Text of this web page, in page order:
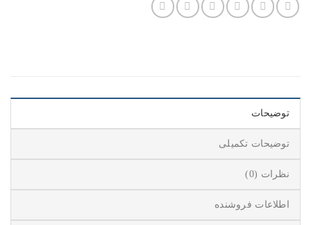
توضیحات
توضیحات تکمیلی
نظرات (0)
اطلاعات فروشنده